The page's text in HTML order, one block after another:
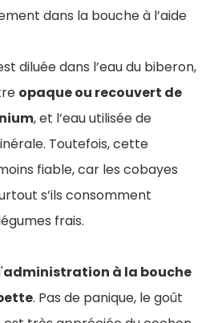
dans la bouche à l’aide
diluée dans l’eau du biberon,
opaque ou recouvert de
, et l’eau utilisée de
Toutefois, cette
fiable, car les cobayes
s’ils consomment
frais.
administration à la bouche
. Pas de panique, le goût